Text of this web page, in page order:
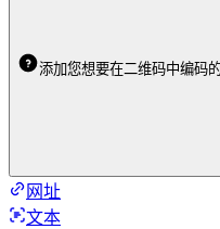
添加您想要在二维码中编码
网址
文本